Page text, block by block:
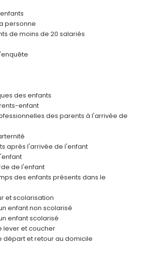
personne
de moins de 20 salariés
des enfants
enfant
des parents à l'arrivée de
après l'arrivée de l'enfant
de l'enfant
des enfants présents dans le
et scolarisation
enfant non scolarisé
enfant scolarisé
lever et coucher
départ et retour au domicile